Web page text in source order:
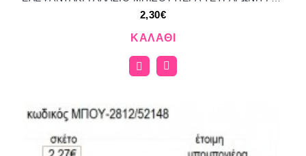
2,30€
ΚΑΛΆΘΙ